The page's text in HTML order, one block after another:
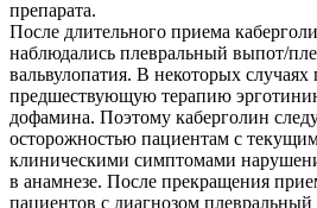
препарата.
После длительного приема
наблюдались плевральный выпот/
вальвулопатия. В некоторых
предшествующую терапию
дофамина. Поэтому каберголин
осторожностью пациентам с
клиническими симптомами
в анамнезе. После прекращения
пациентов с диагнозом